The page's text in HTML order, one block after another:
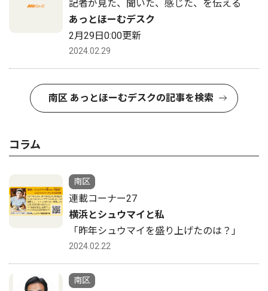
記者が見た、聞いた、感じた、を伝える
あっとほーむデスク
2月29日0:00更新
2024.02.29
南区 あっとほーむデスクの記事を検索
コラム
南区
連載コーナー27
横浜とシュウマイと私
「昨年シュウマイを盛り上げたのは？」
2024.02.22
南区